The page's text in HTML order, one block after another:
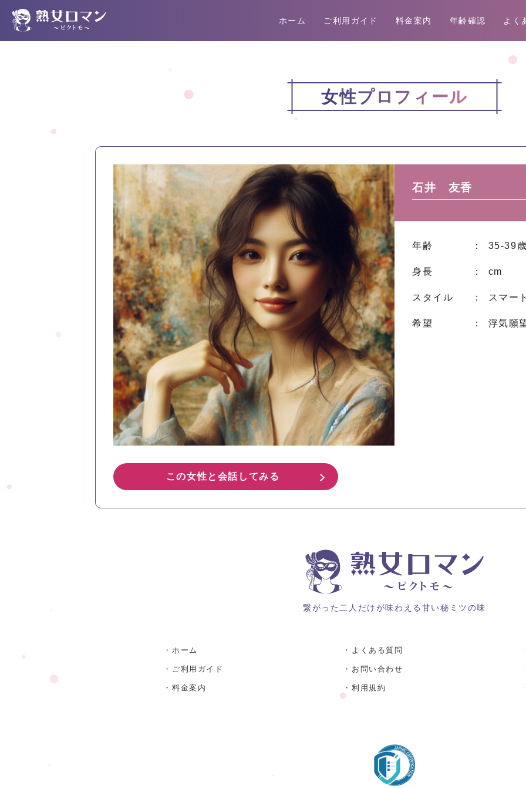
ホーム ご利用ガイド 料金案内 年齢確認 よく
女性プロフィール
石井 友香
年齢
身長
スタイル
希望
： 35-39
： cm
： スマー
： 浮気願
この女性と会話してみる
繋がった二人だけが味わえる甘い秘ミツの味
・ホーム
・ご利用ガイド
・料金案内
・よくある質問
・お問い合わせ
・利用規約